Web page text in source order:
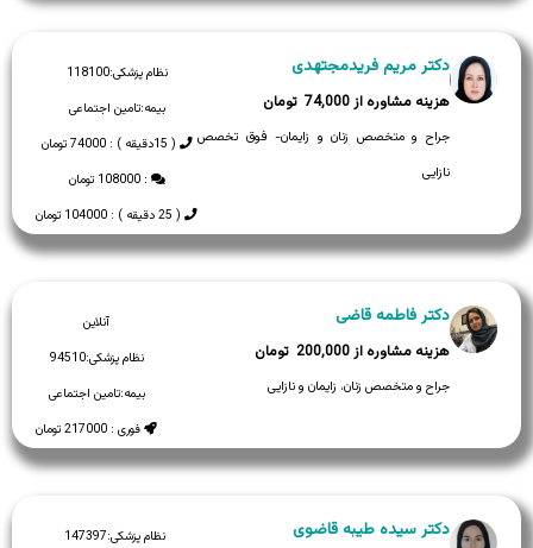
نظام پزشکی:118100
بیمه:تامین اجتماعی
( 15دقیقه ) : 74000 تومان
: 108000 تومان
( 25 دقیقه ) : 104000 تومان
دکتر مریم فریدمجتهدی
74,000
جراح و متخصص زنان و زایمان- فوق تخصص
نازایی
آنلاین
نظام پزشکی:94510
بیمه:تامین اجتماعی
فوری : 217000 تومان
دکتر فاطمه قاضی
200,000
جراح و متخصص زنان، زایمان و نازایی
نظام پزشکی:147397
دکتر سیده طیبه قاضوی